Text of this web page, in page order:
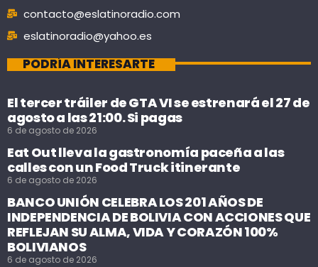
contacto@eslatinoradio.com
eslatinoradio@yahoo.es
PODRÍA INTERESARTE
El tercer tráiler de GTA VI se estrenará el 27 de
agosto a las 21:00. Si pagas
6 de agosto de 2026
Eat Out lleva la gastronomía paceña a las
calles con un Food Truck itinerante
6 de agosto de 2026
BANCO UNIÓN CELEBRA LOS 201 AÑOS DE
INDEPENDENCIA DE BOLIVIA CON ACCIONES QUE
REFLEJAN SU ALMA, VIDA Y CORAZÓN 100%
BOLIVIANOS
6 de agosto de 2026